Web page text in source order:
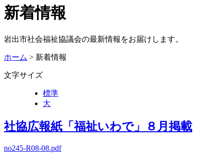
新着情報
岩出市社会福祉協議会の最新情報をお届けします。
ホーム > 新着情報
文字サイズ
標準
大
社協広報紙「福祉いわで」８月掲載
no245-R08-08.pdf